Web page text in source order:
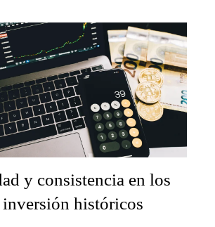
y consistencia en los
históricos